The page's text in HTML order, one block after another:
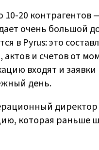
20 контрагентов
очень большой
в Pyrus: это
и счетов от
входят и заявки
день.
которая раньше